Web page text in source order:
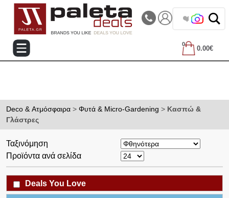
Τηλεφωνικές Παραγγελίες: 2105714144 |||
❤️ Βρες τα
0
0.00€
Deco & Ατμόσφαιρα > Φυτά & Micro-Gardening > Κασπώ &
Γλάστρες
Ταξινόμηση
Προϊόντα ανά σελίδα
Deals You Love